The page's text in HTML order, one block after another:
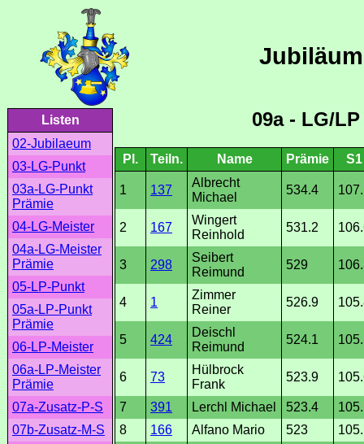
Listen
02-Jubilaeum
03-LG-Punkt
03a-LG-Punkt
Prämie
04-LG-Meister
04a-LG-Meister
Prämie
05-LP-Punkt
05a-LP-Punkt
Prämie
06-LP-Meister
06a-LP-Meister
Prämie
07a-Zusatz-P-S
07b-Zusatz-M-S
09a - LG/
Pl. Teiln. Name Prämie S1
1 137
Albrecht
Michael
534.4
2 167
Wingert
Reinhold
531.2
3 298
Seibert
Reimund
529
4 1
Zimmer
Reiner
526.9
5 424
Deischl
Reimund
524.1
6 73
Hülbrock
Frank
523.9
7 391 Lerchl Michael 523.4
8
166 Alfano Mario 523